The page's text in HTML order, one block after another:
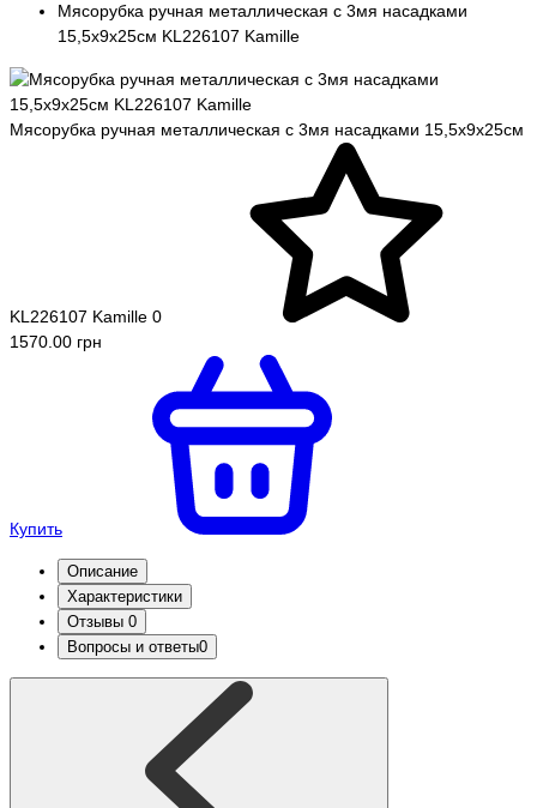
Мясорубка ручная металлическая с 3мя насадками
15,5х9х25см KL226107 Kamille
Мясорубка ручная металлическая с 3мя насадками 15,5х9х25см
KL226107 Kamille 0
1570.00 грн
Купить
Описание
Характеристики
Отзывы 0
Вопросы и ответы0